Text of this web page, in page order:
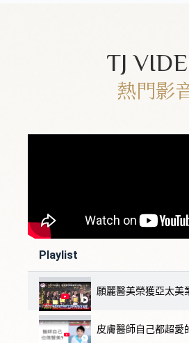
TJ
熱門影
Playlist
願麗醫美榮獲亞太美
皮膚醫師自己都超愛